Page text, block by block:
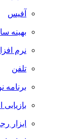
آفیس
بهینه
نرم
تلفن
برنامه
ابزار